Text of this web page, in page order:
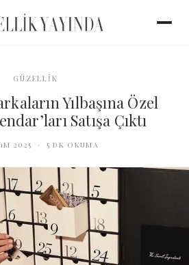
GÜZELLİK
Yılbaşına Özel
Satışa Çıktı
2025 · 5 dk okuma